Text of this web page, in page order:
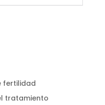
fertilidad
tratamiento